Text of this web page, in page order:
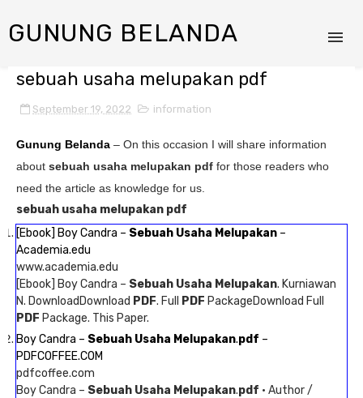
GUNUNG BELANDA
sebuah usaha melupakan pdf
September 19, 2022 information
Gunung Belanda – On this occasion I will share information
about sebuah usaha melupakan pdf for those readers who
need the article as knowledge for us.
sebuah usaha melupakan pdf
[Ebook] Boy Candra – Sebuah Usaha Melupakan –
Academia.edu
www.academia.edu
[Ebook] Boy Candra – Sebuah Usaha Melupakan. Kurniawan
N. DownloadDownload PDF. Full PDF PackageDownload Full
PDF Package. This Paper.
Boy Candra – Sebuah Usaha Melupakan.pdf –
PDFCOFFEE.COM
pdfcoffee.com
Boy Candra – Sebuah Usaha Melupakan.pdf · Author /